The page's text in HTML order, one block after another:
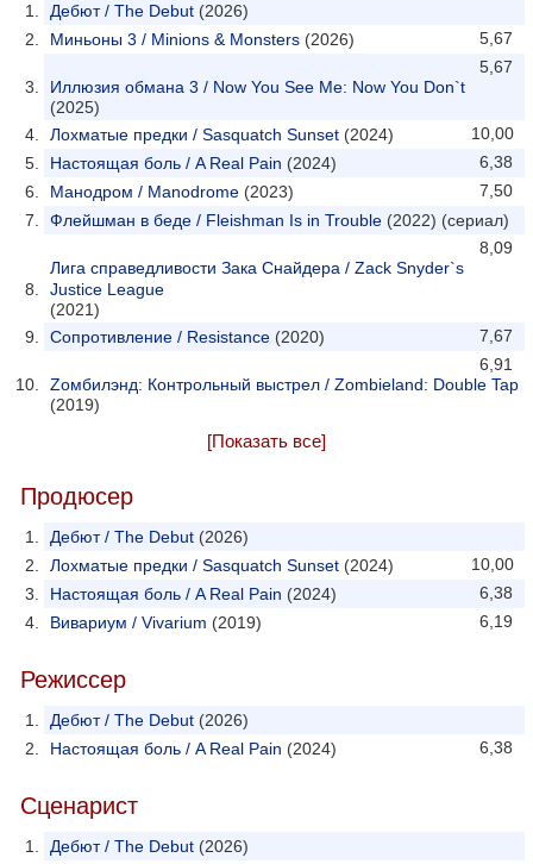
Дебют / The Debut (2026)
5,67
Миньоны 3 / Minions & Monsters (2026)
5,67
Иллюзия обмана 3 / Now You See Me: Now You Don`t
(2025)
10,00
Лохматые предки / Sasquatch Sunset (2024)
6,38
Настоящая боль / A Real Pain (2024)
7,50
Манодром / Manodrome (2023)
Флейшман в беде / Fleishman Is in Trouble (2022) (сериал)
8,09
Лига справедливости Зака Снайдера / Zack Snyder`s
Justice League
(2021)
7,67
Сопротивление / Resistance (2020)
6,91
Zомбилэнд: Контрольный выстрел / Zombieland: Double Tap
(2019)
[Показать все]
Продюсер
Дебют / The Debut (2026)
10,00
Лохматые предки / Sasquatch Sunset (2024)
6,38
Настоящая боль / A Real Pain (2024)
6,19
Вивариум / Vivarium (2019)
Режиссер
Дебют / The Debut (2026)
6,38
Настоящая боль / A Real Pain (2024)
Сценарист
Дебют / The Debut (2026)